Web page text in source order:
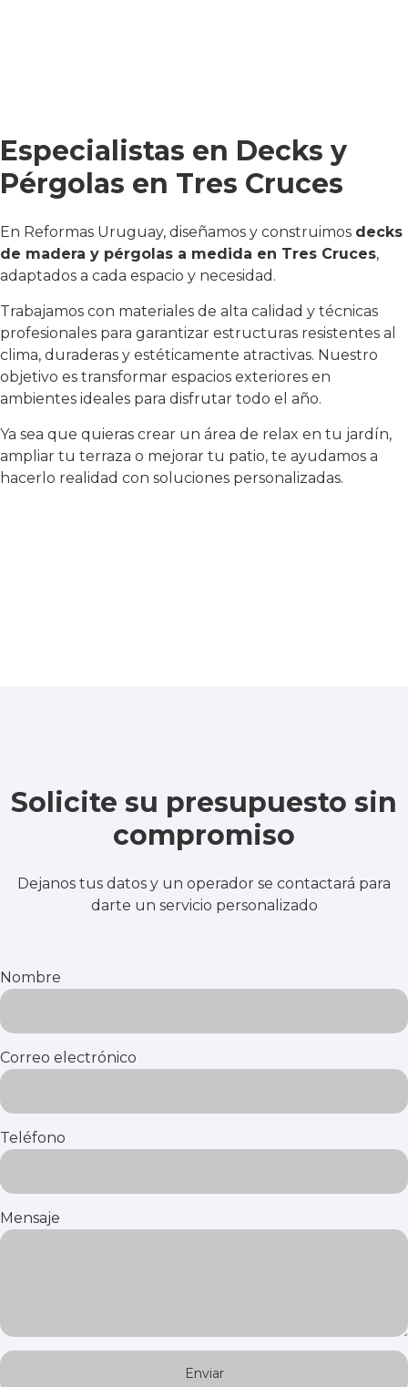
Especialistas en Decks y
Pérgolas en Tres Cruces
En Reformas Uruguay, diseñamos y construimos decks
de madera y pérgolas a medida en Tres Cruces,
adaptados a cada espacio y necesidad.
Trabajamos con materiales de alta calidad y técnicas
profesionales para garantizar estructuras resistentes al
clima, duraderas y estéticamente atractivas. Nuestro
objetivo es transformar espacios exteriores en
ambientes ideales para disfrutar todo el año.
Ya sea que quieras crear un área de relax en tu jardín,
ampliar tu terraza o mejorar tu patio, te ayudamos a
hacerlo realidad con soluciones personalizadas.
Solicite su presupuesto sin
compromiso
Dejanos tus datos y un operador se contactará para
darte un servicio personalizado
Nombre
Correo electrónico
Teléfono
Mensaje